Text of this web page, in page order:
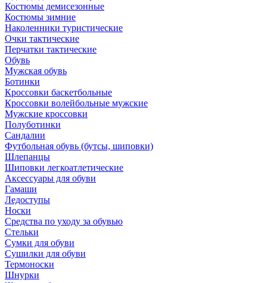
Костюмы демисезонные
Костюмы зимние
Наколенники туристические
Очки тактические
Перчатки тактические
Обувь
Мужская обувь
Ботинки
Кроссовки баскетбольные
Кроссовки волейбольные мужские
Мужские кроссовки
Полуботинки
Сандалии
Футбольная обувь (бутсы, шиповки)
Шлепанцы
Шиповки легкоатлетические
Аксессуары для обуви
Гамаши
Ледоступы
Носки
Средства по уходу за обувью
Стельки
Сумки для обуви
Сушилки для обуви
Термоноски
Шнурки